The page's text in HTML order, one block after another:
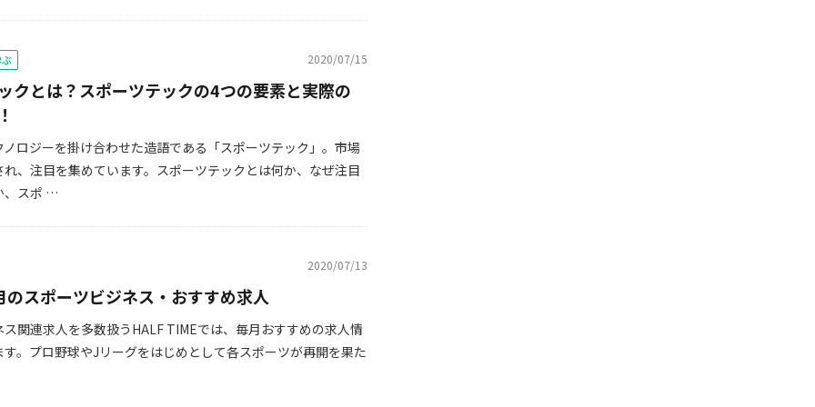
2020/07/15
クとは？スポーツテックの4つの要素と実際の
ロジーを掛け合わせた造語である「スポーツテック」。市場
、注目を集めています。スポーツテックとは何か、なぜ注目
、スポ …
2020/07/13
のスポーツビジネス・おすすめ求人
関連求人を多数扱うHALF TIMEでは、毎月おすすめの求人情
。プロ野球やJリーグをはじめとして各スポーツが再開を果た